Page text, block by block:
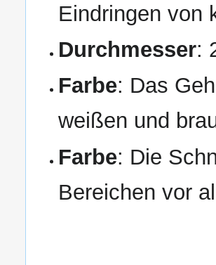
Eindringen von
Durchmesser:
Farbe: Das
weißen und
Farbe: Die
Bereichen vor